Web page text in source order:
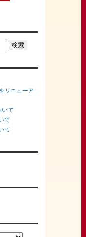
リニューア
いて
て
て